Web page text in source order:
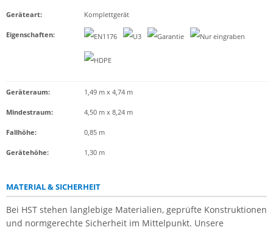
Geräteart: Komplettgerät
Eigenschaften:
Geräteraum: 1,49 m x 4,74 m
Mindestraum: 4,50 m x 8,24 m
Fallhöhe: 0,85 m
Gerätehöhe: 1,30 m
MATERIAL & SICHERHEIT
Bei HST stehen langlebige Materialien, geprüfte Konstruktionen
und normgerechte Sicherheit im Mittelpunkt. Unsere